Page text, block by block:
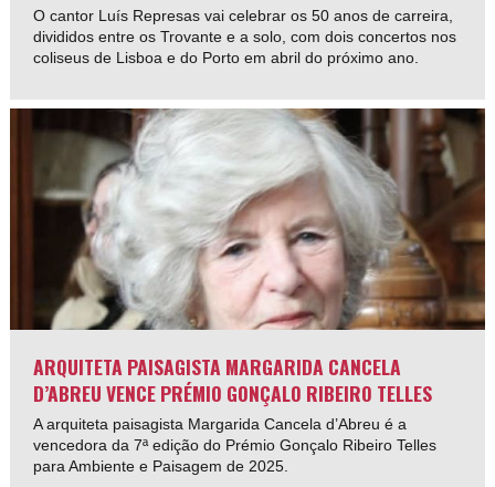
O cantor Luís Represas vai celebrar os 50 anos de carreira,
divididos entre os Trovante e a solo, com dois concertos nos
coliseus de Lisboa e do Porto em abril do próximo ano.
ARQUITETA PAISAGISTA MARGARIDA CANCELA
D’ABREU VENCE PRÉMIO GONÇALO RIBEIRO TELLES
A arquiteta paisagista Margarida Cancela d’Abreu é a
vencedora da 7ª edição do Prémio Gonçalo Ribeiro Telles
para Ambiente e Paisagem de 2025.